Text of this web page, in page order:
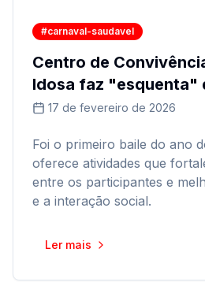
#carnaval-saudavel
Centro de
Idosa faz "esquenta"
17 de fevereiro de 2026
Foi o primeiro baile do ano
oferece atividades que
entre os participantes e
e a interação social.
Ler mais